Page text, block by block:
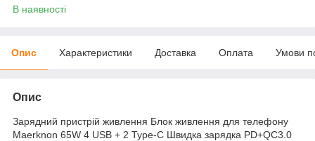
В наявності
Опис Характеристики Доставка Оплата Умови
Опис
Зарядний пристрій живлення Блок живлення для телефону
Maerknon 65W 4 USB + 2 Type-C Швидка зарядка PD+QC3.0